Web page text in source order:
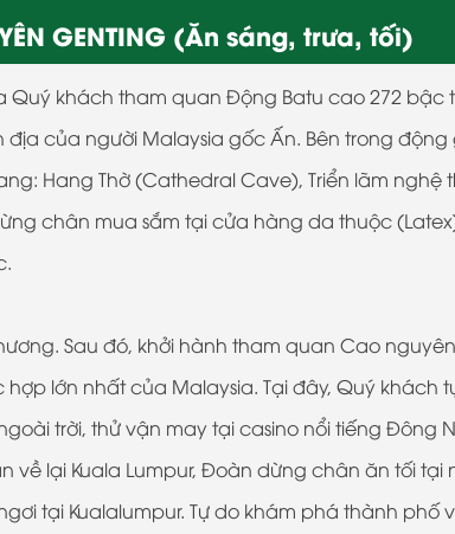
GENTING (Ăn sáng, trưa, tối)
Quý khách tham quan Động Batu cao 272 bậc
của người Malaysia gốc Ấn. Bên trong động
Hang Thờ (Cathedral Cave), Triển lãm nghệ
chân mua sắm tại cửa hàng da thuộc
Sau đó, khởi hành tham quan Cao nguyên
lớn nhất của Malaysia. Tại đây, Quý khách
trời, thử vận may tại casino nổi tiếng Đông
lại Kuala Lumpur, Đoàn dừng chân ăn tối tại
tại Kualalumpur. Tự do khám phá thành phố